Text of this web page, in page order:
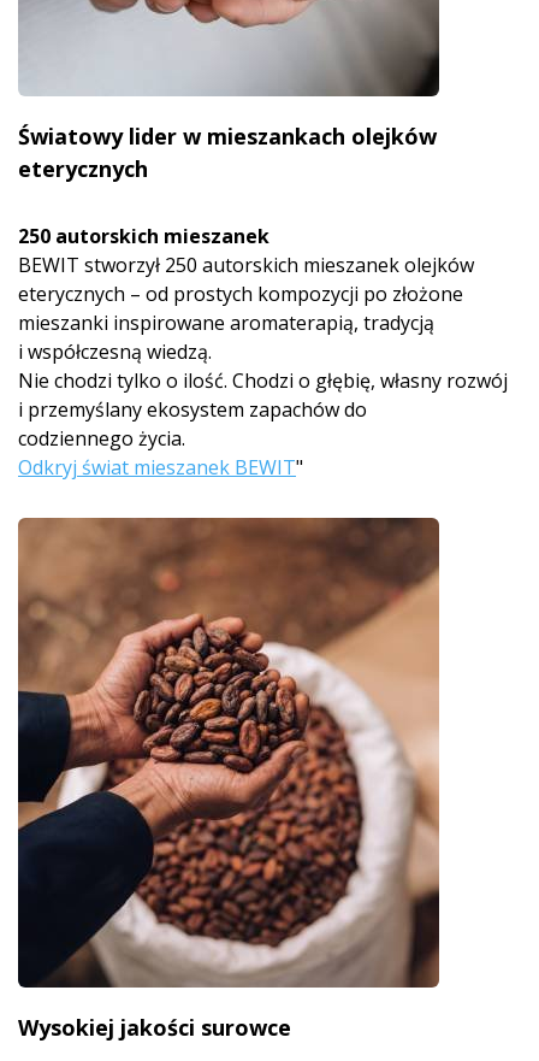
Światowy lider w mieszankach olejków
eterycznych
250 autorskich mieszanek
BEWIT stworzył 250 autorskich mieszanek olejków
eterycznych – od prostych kompozycji po złożone
mieszanki inspirowane aromaterapią, tradycją
i współczesną wiedzą.
Nie chodzi tylko o ilość. Chodzi o głębię, własny rozwój
i przemyślany ekosystem zapachów do
codziennego życia.
Odkryj świat mieszanek BEWIT"
Wysokiej jakości surowce